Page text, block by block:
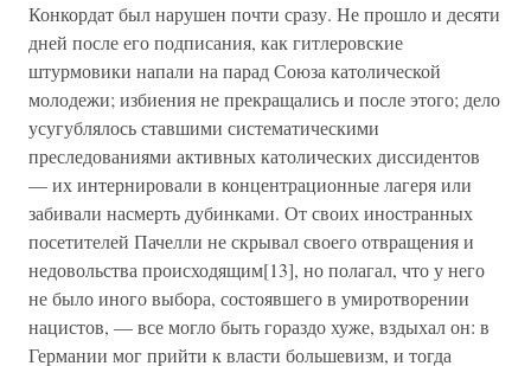
Конкордат был нарушен почти сразу. Не прошло и десяти
дней после его подписания, как гитлеровские
штурмовики напали на парад Союза католической
молодежи; избиения не прекращались и после этого; дело
усугублялось ставшими систематическими
преследованиями активных католических диссидентов
— их интернировали в концентрационные лагеря или
забивали насмерть дубинками. От своих иностранных
посетителей Пачелли не скрывал своего отвращения и
недовольства происходящим[13], но полагал, что у него
не было иного выбора, состоявшего в умиротворении
нацистов, — все могло быть гораздо хуже, вздыхал он: в
Германии мог прийти к власти большевизм, и тогда